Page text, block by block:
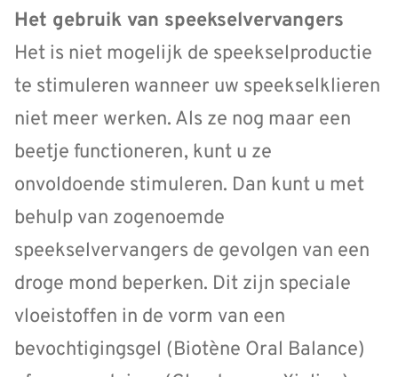
Het gebruik van speekselvervangers
Het is niet mogelijk de speekselproductie
te stimuleren wanneer uw speekselklieren
niet meer werken. Als ze nog maar een
beetje functioneren, kunt u ze
onvoldoende stimuleren. Dan kunt u met
behulp van zogenoemde
speekselvervangers de gevolgen van een
droge mond beperken. Dit zijn speciale
vloeistoffen in de vorm van een
bevochtigingsgel (Biotène Oral Balance)